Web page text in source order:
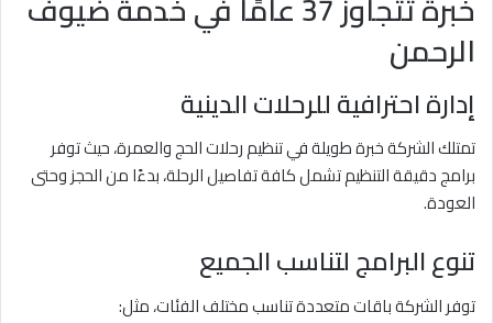
الرحمن
إدارة احترافية للرحلات الدينية
تمتلك الشركة خبرة طويلة في تنظيم رحلات الحج والعمرة، حيث توفر
برامج دقيقة التنظيم تشمل كافة تفاصيل الرحلة، بدءًا من الحجز وحتى
العودة.
تنوع البرامج لتناسب الجميع
توفر الشركة باقات متعددة تناسب مختلف الفئات، مثل: